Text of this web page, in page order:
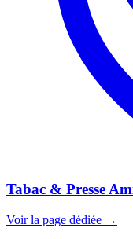
Tabac & Presse
Voir la page dédiée →